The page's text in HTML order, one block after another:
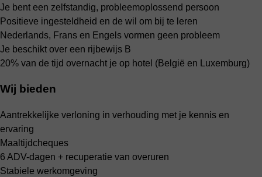
Je bent een zelfstandig, probleemoplossend persoon
Positieve ingesteldheid en de wil om bij te leren
Nederlands, Frans en Engels vormen geen probleem
Je beschikt over een rijbewijs B
20% van de tijd overnacht je op hotel (België en Luxemburg)
Wij bieden
Aantrekkelijke verloning in verhouding met je kennis en
ervaring
Maaltijdcheques
6 ADV-dagen + recuperatie van overuren
Stabiele werkomgeving